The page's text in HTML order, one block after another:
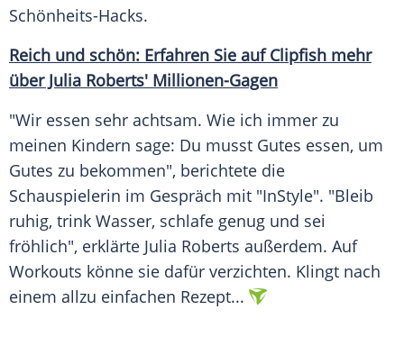
Schönheits-Hacks.
Reich und schön: Erfahren Sie auf Clipfish mehr
über Julia Roberts' Millionen-Gagen
"Wir essen sehr achtsam. Wie ich immer zu
meinen Kindern sage: Du musst Gutes essen, um
Gutes zu bekommen", berichtete die
Schauspielerin im Gespräch mit "InStyle". "Bleib
ruhig, trink Wasser, schlafe genug und sei
fröhlich", erklärte Julia Roberts außerdem. Auf
Workouts könne sie dafür verzichten. Klingt nach
einem allzu einfachen Rezept...